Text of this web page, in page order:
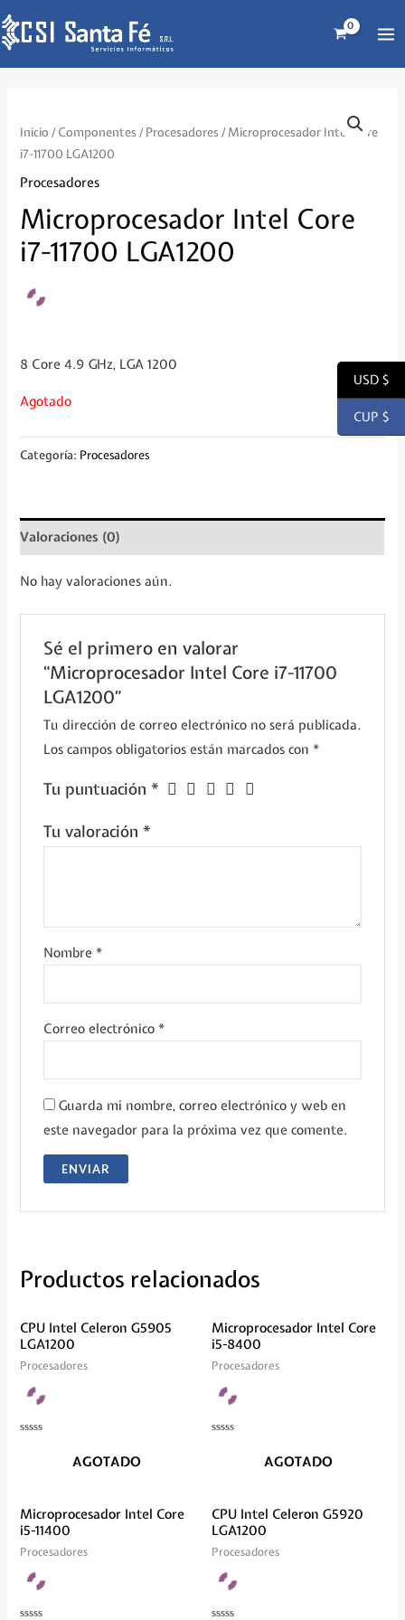
Ir
al
Inicio /Componentes /Procesadores / Microprocesador Intel Core
i7-11700 LGA1200
Procesadores
Microprocesador Intel Core
i7-11700 LGA1200
8 Core 4.9 GHz, LGA 1200
Agotado
Categoría: Procesadores
Valoraciones (0)
No hay valoraciones aún.
Sé el primero en valorar
“Microprocesador Intel Core i7-11700
LGA1200”
Tu dirección de correo electrónico no será publicada.
Los campos obligatorios están marcados con *
Tu puntuación *
Tu valoración *
Nombre *
Correo electrónico *
Guarda mi nombre, correo electrónico y web en
este navegador para la próxima vez que comente.
Productos relacionados
CPU Intel Celeron G5905
LGA1200
Procesadores
Microprocesador Intel Core
i5-8400
Procesadores
AGOTADO
Microprocesador Intel Core
i5-11400
Procesadores
AGOTADO
CPU Intel Celeron G5920
LGA1200
Procesadores
USD $
CUP $